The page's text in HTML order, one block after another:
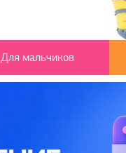
Для мальчиков